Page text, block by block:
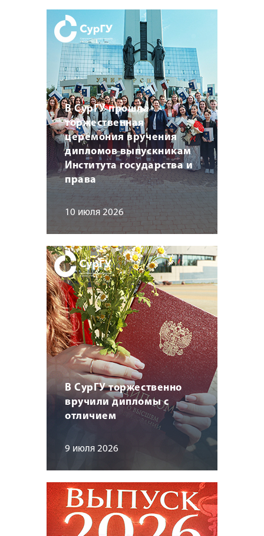
В СурГУ прошла
торжественная
церемония вручения
дипломов выпускникам
Института государства и
права
10 июля 2026
В СурГУ торжественно
вручили дипломы с
отличием
9 июля 2026